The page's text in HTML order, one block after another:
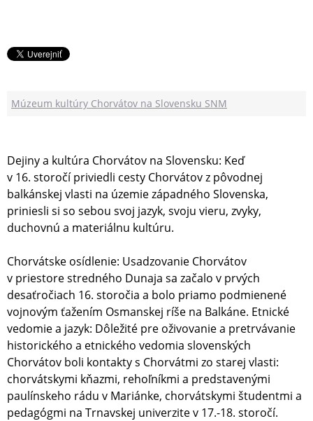
Múzeum kultúry Chorvátov na Slovensku SNM
Dejiny a kultúra Chorvátov na Slovensku: Keď
v 16. storočí priviedli cesty Chorvátov z pôvodnej
balkánskej vlasti na územie západného Slovenska,
priniesli si so sebou svoj jazyk, svoju vieru, zvyky,
duchovnú a materiálnu kultúru.
Chorvátske osídlenie: Usadzovanie Chorvátov
v priestore stredného Dunaja sa začalo v prvých
desaťročiach 16. storočia a bolo priamo podmienené
vojnovým ťažením Osmanskej ríše na Balkáne. Etnické
vedomie a jazyk: Dôležité pre oživovanie a pretrvávanie
historického a etnického vedomia slovenských
Chorvátov boli kontakty s Chorvátmi zo starej vlasti:
chorvátskymi kňazmi, rehoľníkmi a predstavenými
paulínskeho rádu v Mariánke, chorvátskymi študentmi a
pedagógmi na Trnavskej univerzite v 17.-18. storočí.